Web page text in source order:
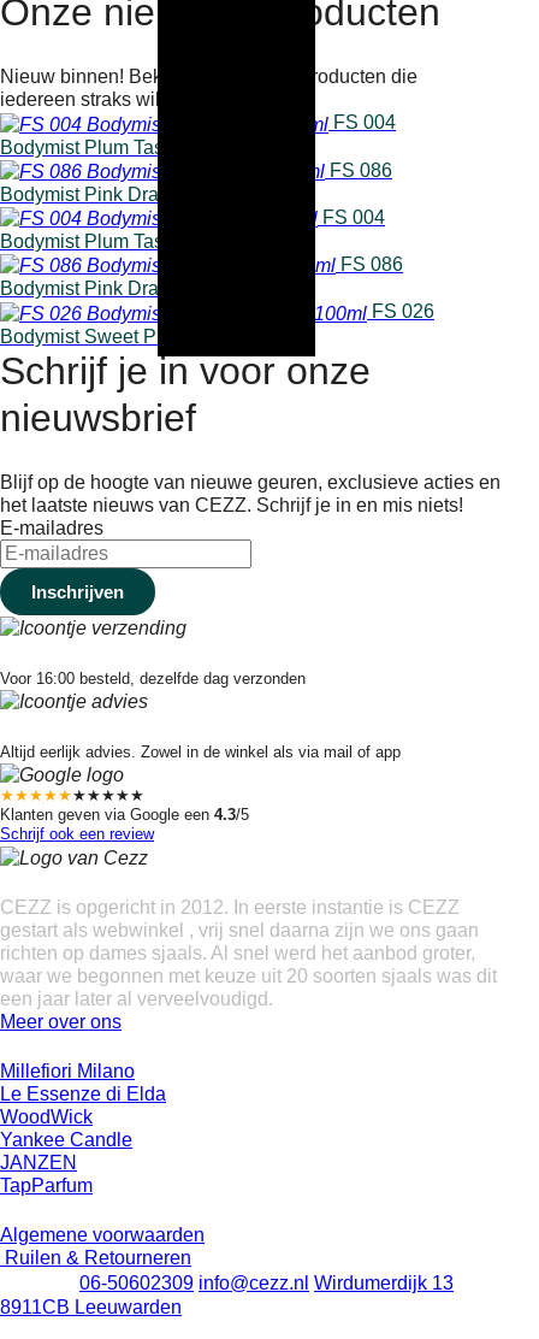
Onze nieuwste producten
Nieuw binnen! Bekijk als eerste de producten die
iedereen straks wil hebben.
FS 004
Bodymist Plum Tastic 100ml
FS 086
Bodymist Pink Dragon 50ml
FS 004
Bodymist Plum Tastic 50ml
FS 086
Bodymist Pink Dragon 100ml
FS 026
Bodymist Sweet Pistachio 100ml
Schrijf je in voor onze
nieuwsbrief
Blijf op de hoogte van nieuwe geuren, exclusieve acties en
het laatste nieuws van CEZZ. Schrijf je in en mis niets!
E-mailadres
Voor 16:00 besteld, dezelfde dag verzonden
Altijd eerlijk advies. Zowel in de winkel als via mail of app
★★★★★★★★★★
Klanten geven via Google een 4.3/5
Schrijf ook een review
CEZZ is opgericht in 2012. In eerste instantie is CEZZ
gestart als webwinkel , vrij snel daarna zijn we ons gaan
richten op dames sjaals. Al snel werd het aanbod groter,
waar we begonnen met keuze uit 20 soorten sjaals was dit
een jaar later al verveelvoudigd.
Meer over ons
Millefiori Milano
Le Essenze di Elda
WoodWick
Yankee Candle
JANZEN
TapParfum
Algemene voorwaarden
Ruilen & Retourneren
06-50602309 info@cezz.nl Wirdumerdijk 13
8911CB Leeuwarden